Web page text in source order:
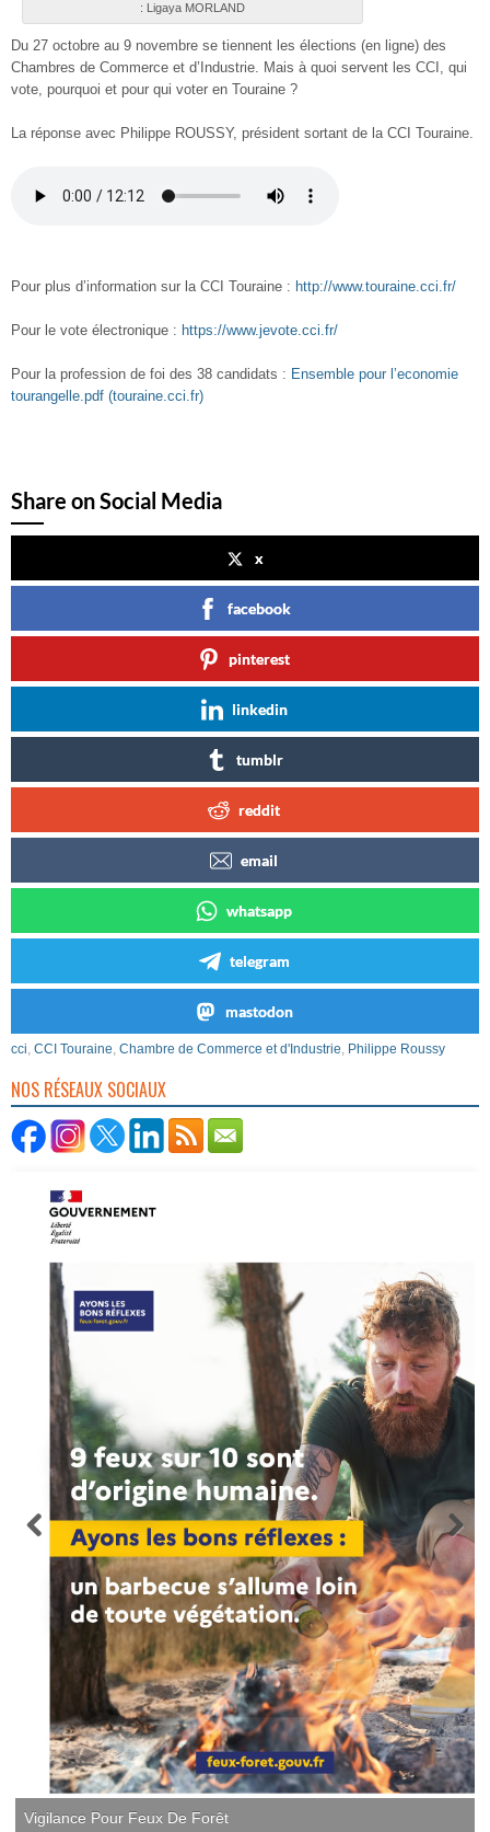
: Ligaya MORLAND
Du 27 octobre au 9 novembre se tiennent les élections (en ligne) des
Chambres de Commerce et d’Industrie. Mais à quoi servent les CCI, qui
vote, pourquoi et pour qui voter en Touraine ?
La réponse avec Philippe ROUSSY, président sortant de la CCI Touraine.
Pour plus d’information sur la CCI Touraine : http://www.touraine.cci.fr/
Pour le vote électronique : https://www.jevote.cci.fr/
Pour la profession de foi des 38 candidats : Ensemble pour l’economie
tourangelle.pdf (touraine.cci.fr)
Share on Social Media
x
facebook
pinterest
linkedin
tumblr
reddit
email
whatsapp
telegram
mastodon
cci, CCI Touraine, Chambre de Commerce et d'Industrie, Philippe Roussy
NOS RÉSEAUX SOCIAUX